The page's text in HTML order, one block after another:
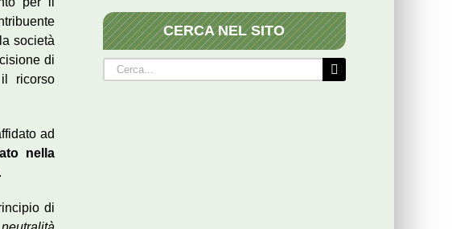
società
di
ricorso
ad
nella
di
CERCA NEL SITO
Cerca
per: